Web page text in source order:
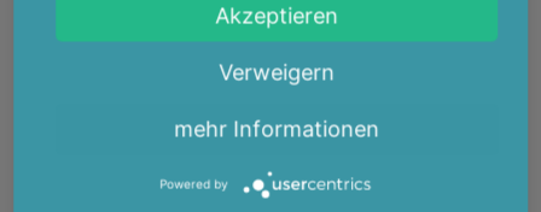
Akzeptieren
Verweigern
mehr Informationen
Powered by